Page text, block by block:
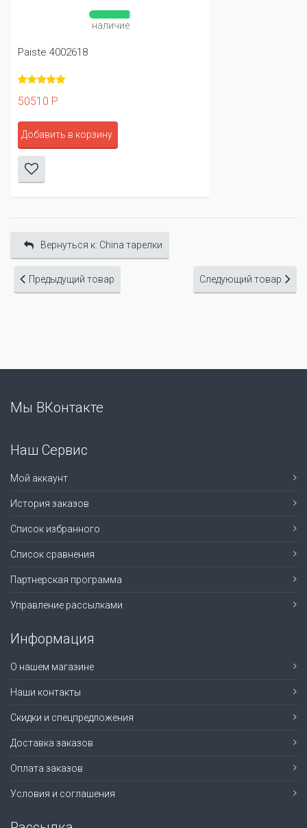
наличие
Paiste 4002618
50510 Р
Добавить в корзину
Вернуться к: China тарелки
Предыдущий товар Следующий товар
Мы ВКонтакте
Наш Сервис
Мой аккаунт
История заказов
Список избранного
Список сравнения
Партнерская программа
Управление рассылками
Информация
О нашем магазине
Наши контакты
Скидки и спецпредложения
Доставка заказов
Оплата заказов
Условия и соглашения